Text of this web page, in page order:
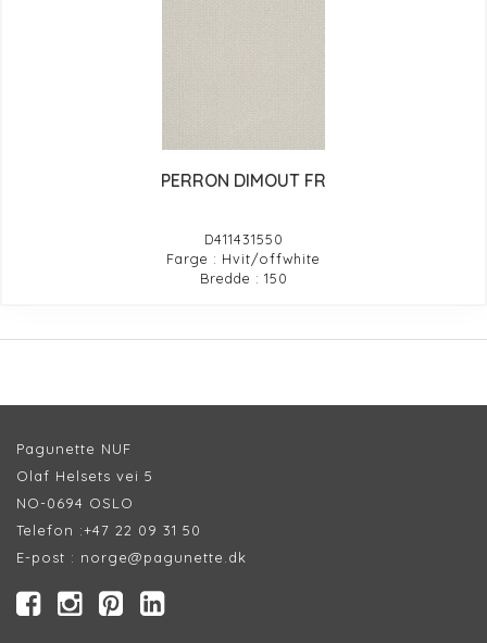
PERRON DIMOUT FR
D411431550
Farge : Hvit/offwhite
Bredde : 150
Pagunette NUF
Olaf Helsets vei 5
NO-0694 OSLO
Telefon :+47 22 09 31 50
E-post : norge@pagunette.dk